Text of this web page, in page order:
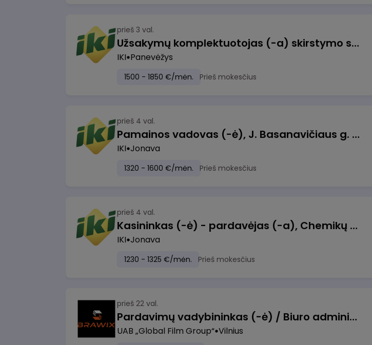
prieš 3 val.
Užsakymų komplektuotojas (-a) skirstymo sandėlyje
IKI Panevėžys
1500 - 1850 €/mėn. Prieš mokesčius
prieš 4 val.
Pamainos vadovas (-ė), J. Basanavičiaus g. 6, Jonava
IKI Jonava
1320 - 1600 €/mėn. Prieš mokesčius
prieš 4 val.
Kasininkas (-ė) - pardavėjas (-a), Chemikų g. 1, Jonava
IKI Jonava
1230 - 1325 €/mėn. Prieš mokesčius
prieš 22 val.
Pardavimų vadybininkas (-ė) / Biuro administratorius (-ė) (B2B)
UAB „Global Film Group“ Vilnius